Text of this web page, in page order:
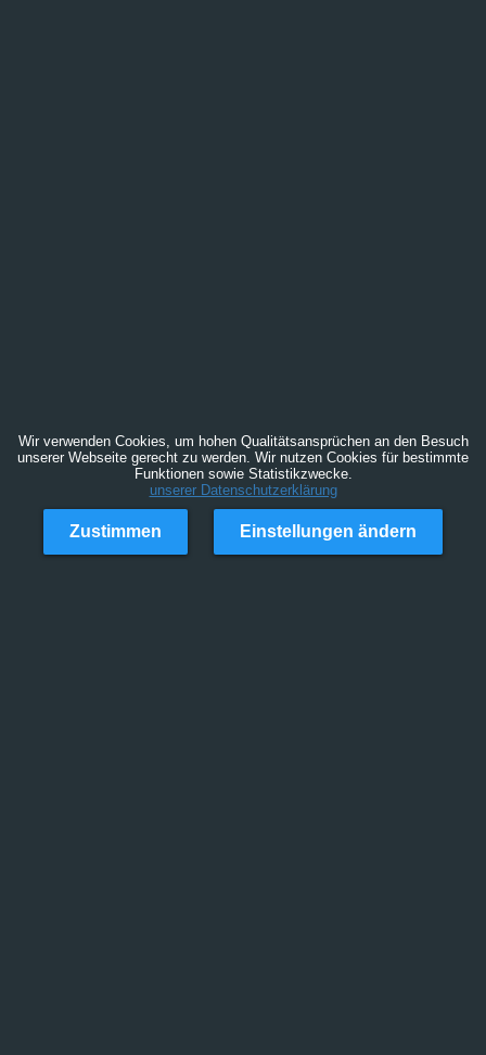
Wir verwenden Cookies, um hohen Qualitätsansprüchen an den Besuch
unserer Webseite gerecht zu werden. Wir nutzen Cookies für bestimmte
Funktionen sowie Statistikzwecke.
unserer Datenschutzerklärung
Zustimmen Einstellungen ändern